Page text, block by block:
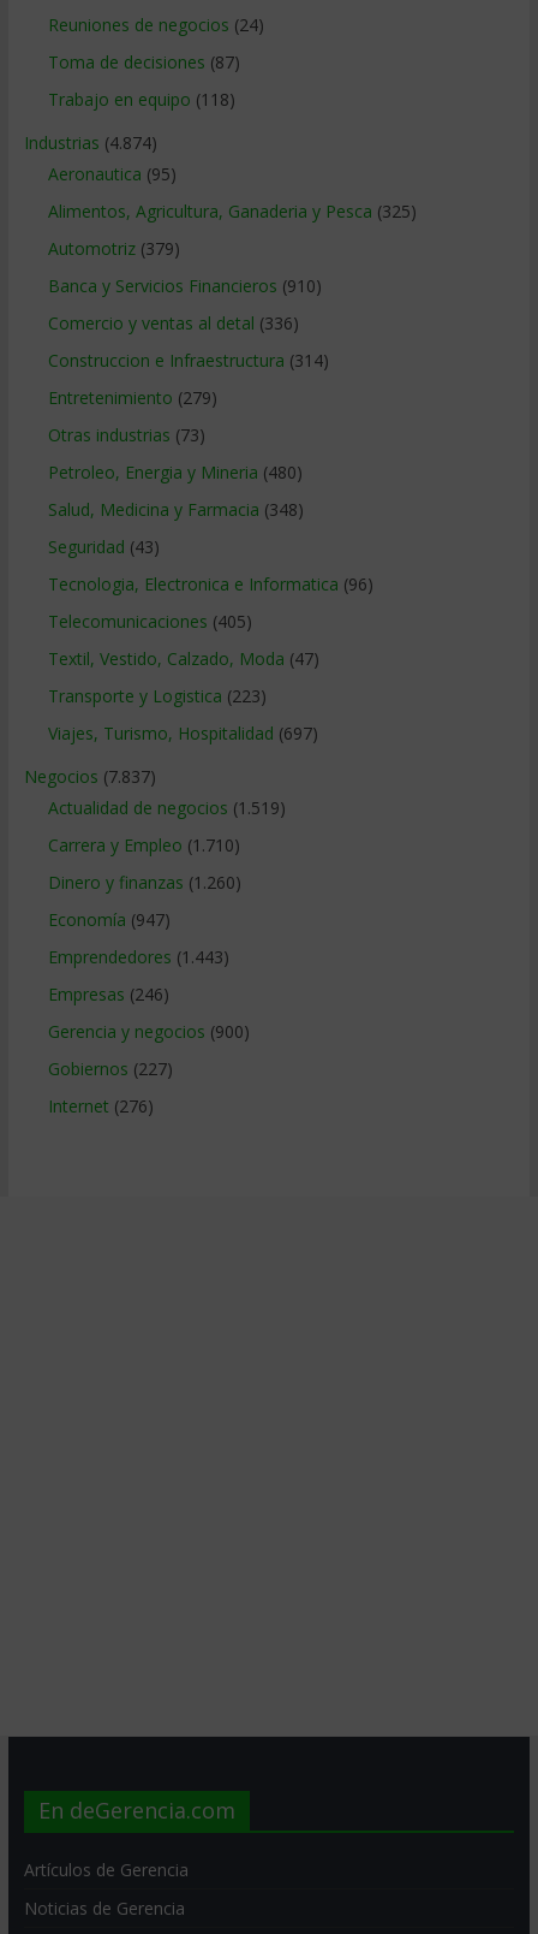
Reuniones de negocios (24)
Toma de decisiones (87)
Trabajo en equipo (118)
Industrias (4.874)
Aeronautica (95)
Alimentos, Agricultura, Ganaderia y Pesca (325)
Automotriz(379)
Banca y Servicios Financieros (910)
Comercio y ventas al detal (336)
Construccion e Infraestructura (314)
Entretenimiento (279)
Otras industrias (73)
Petroleo, Energia y Mineria (480)
Salud, Medicina y Farmacia (348)
Seguridad (43)
Tecnologia, Electronica e Informatica (96)
Telecomunicaciones (405)
Textil, Vestido, Calzado, Moda (47)
Transporte y Logistica (223)
Viajes, Turismo, Hospitalidad (697)
Negocios (7.837)
Actualidad de negocios (1.519)
Carrera y Empleo (1.710)
Dinero y finanzas (1.260)
Economía (947)
Emprendedores (1.443)
Empresas (246)
Gerencia y negocios (900)
Gobiernos (227)
Internet (276)
En deGerencia.com
Artículos de Gerencia
Noticias de Gerencia